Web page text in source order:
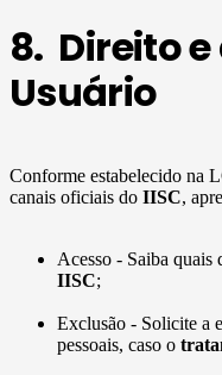
8. Direito
Usuário
Conforme estabelecido na
canais oficiais do IISC,
Acesso - Saiba quais
IISC;
Exclusão - Solicite a
pessoais, caso o